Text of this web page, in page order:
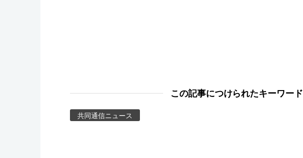
この記事につけられたキーワード
共同通信ニュース